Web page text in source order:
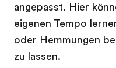
angepasst. Hier
eigenen Tempo
oder Hemmungen
zu lassen.